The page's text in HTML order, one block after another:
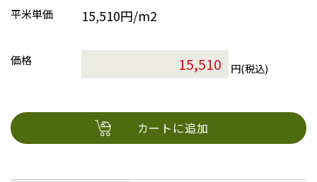
平米単価
15,510円/m2
価格
円(税込)
カートに追加